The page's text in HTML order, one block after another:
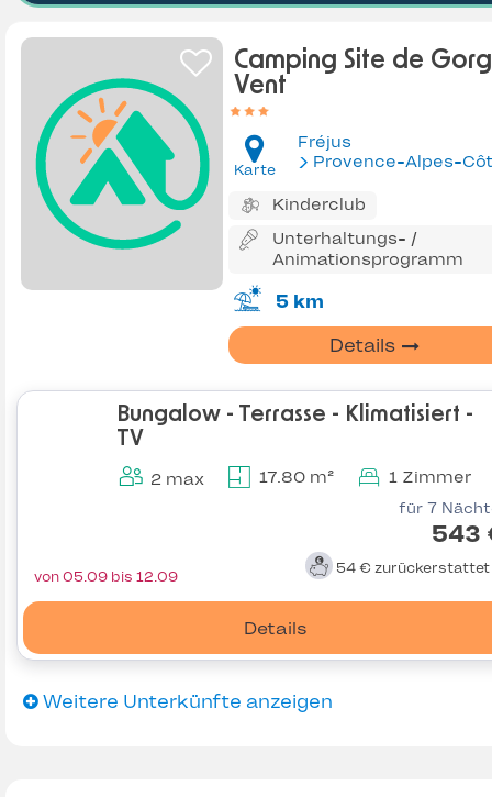
Camping Site de
Vent
Karte
Fréjus
Provence-Alpes-Côte
Kinderclub
Unterhaltungs- /
Animationsprogramm
5 km
Details
Bungalow - Terrasse - Klimatisiert -
TV
2 max 17.80 m² 1 Zimmer
für 7
543
54 € zurückerstattet
Details
von 05.09 bis 12.09
Weitere Unterkünfte anzeigen